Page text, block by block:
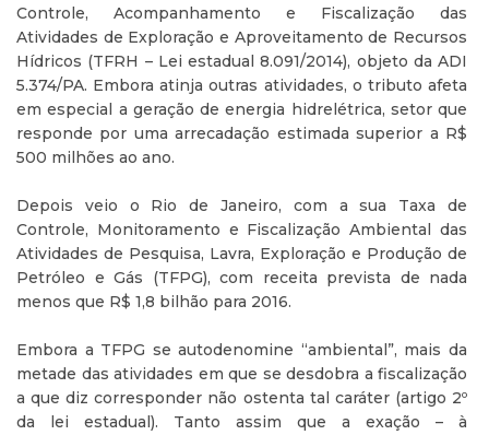
Controle, Acompanhamento e Fiscalização das
Atividades de Exploração e Aproveitamento de Recursos
Hídricos (TFRH – Lei estadual 8.091/2014), objeto da ADI
5.374/PA. Embora atinja outras atividades, o tributo afeta
em especial a geração de energia hidrelétrica, setor que
responde por uma arrecadação estimada superior a R$
500 milhões ao ano.
Depois veio o Rio de Janeiro, com a sua Taxa de
Controle, Monitoramento e Fiscalização Ambiental das
Atividades de Pesquisa, Lavra, Exploração e Produção de
Petróleo e Gás (TFPG), com receita prevista de nada
menos que R$ 1,8 bilhão para 2016.
Embora a TFPG se autodenomine “ambiental”, mais da
metade das atividades em que se desdobra a fiscalização
a que diz corresponder não ostenta tal caráter (artigo 2º
da lei estadual). Tanto assim que a exação – à